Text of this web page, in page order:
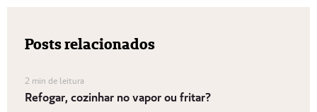
Posts relacionados
2 min de leitura
Refogar, cozinhar no vapor ou fritar?